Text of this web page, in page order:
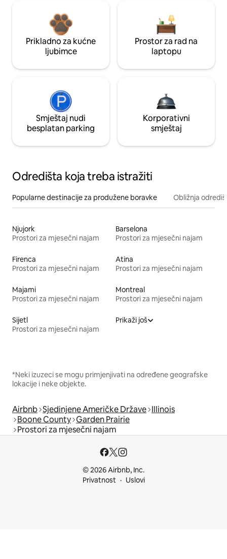
Prikladno za kućne
ljubimce
Prostor za rad na
laptopu
Smještaj nudi
besplatan parking
Korporativni
smještaj
Odredišta koja treba istražiti
Popularne destinacije za produžene boravke Obližnja
Njujork
Prostori za mjesečni najam
Barselona
Prostori za mjesečni najam
Firenca
Prostori za mjesečni najam
Atina
Prostori za mjesečni najam
Majami
Prostori za mjesečni najam
Montreal
Prostori za mjesečni najam
Sijetl
Prostori za mjesečni najam
Prikaži još
*Neki izuzeci se mogu primjenjivati na određene geografske
lokacije i neke objekte.
Airbnb Sjedinjene Američke Države Illinois
Boone County Garden Prairie
Prostori za mjesečni najam
© 2026 Airbnb, Inc.
Privatnost
Uslovi